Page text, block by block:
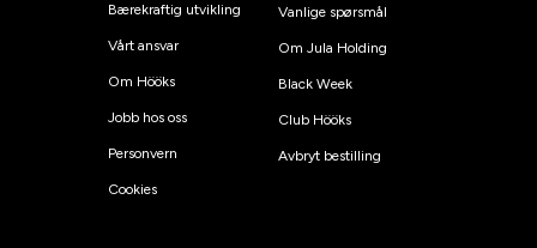
Bærekraftig utvikling
Vårt ansvar
Om Hööks
Jobb hos oss
Personvern
Cookies
Vanlige spørsmål
Om Jula Holding
Black Week
Club Hööks
Avbryt bestilling